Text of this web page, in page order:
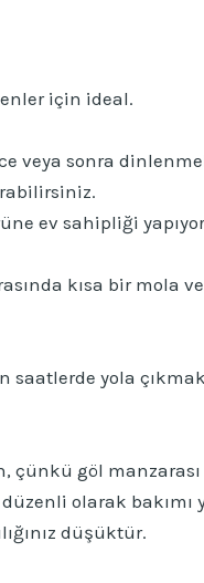
için ideal.
veya sonra
ev sahipliği
kısa bir mola
saatlerde yola
çünkü göl
olarak bakımı
düşüktür.